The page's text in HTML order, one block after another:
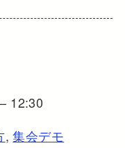
– 12:30
,集会デモ